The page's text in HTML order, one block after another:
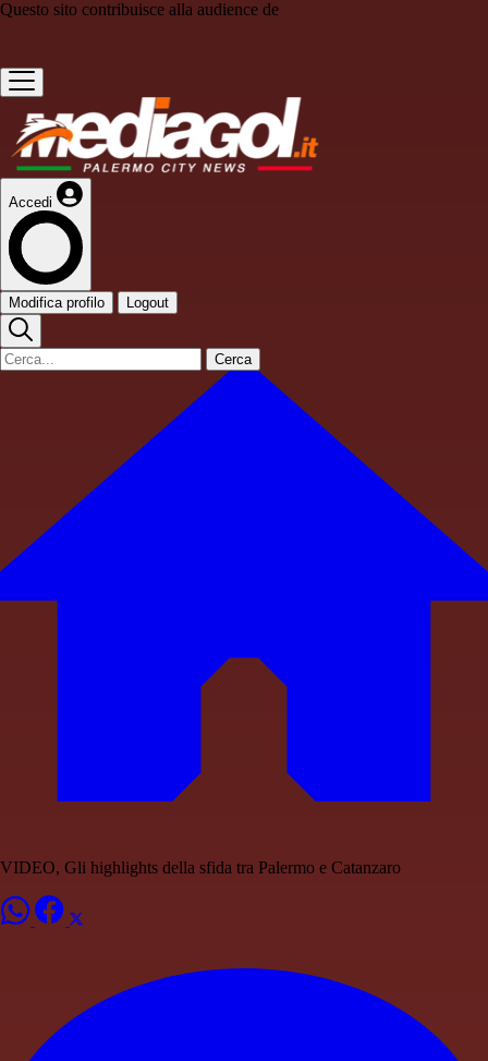
Questo sito contribuisce alla audience de
Accedi
Modifica profilo Logout
Cerca
VIDEO, Gli highlights della sfida tra Palermo e Catanzaro